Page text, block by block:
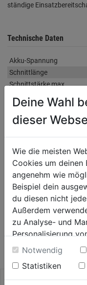
ständige
Technische Daten
Akku-Spannung
Schnittlänge
Schnittstärke max.
Gewicht
Weitere Produktmerkmale
Herstellerinformationen
WEITERE
KATEGORIE
Deine Wahl
dieser
Wie die meisten
Cookies um deinen
angenehm wie
Beispiel dein
du diesen nicht
Außerdem
zu Analyse- und
Personalisierung
Einwilligung
unter anderem
Durch Klick auf
der Verwendung
Notwendig
Statistiken